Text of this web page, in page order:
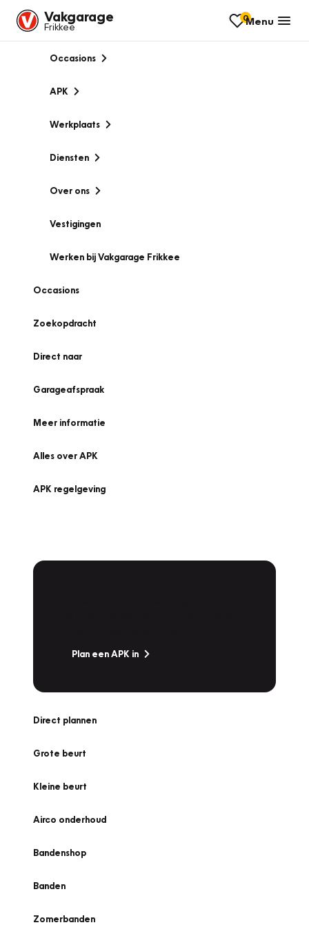
Vakgarage
Frikkee
0Menu
Occasions
APK
Werkplaats
Diensten
Over ons
Vestigingen
Werken bij Vakgarage Frikkee
Occasions
Zoekopdracht
Direct naar
Garageafspraak
Meer informatie
Alles over APK
APK regelgeving
Plan een APK in
Direct plannen
Grote beurt
Kleine beurt
Airco onderhoud
Bandenshop
Banden
Zomerbanden